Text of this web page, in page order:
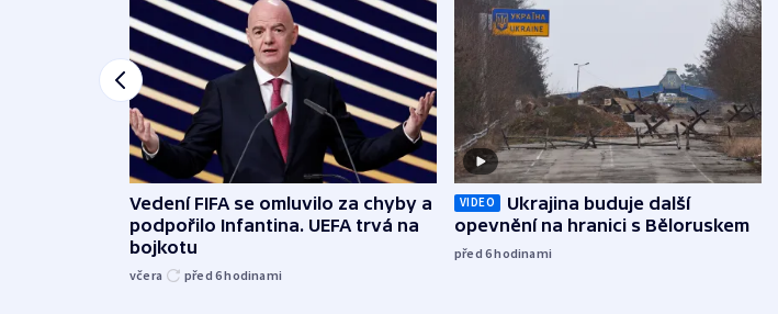
Vedení FIFA se omluvilo za chyby a
podpořilo Infantina. UEFA trvá na
bojkotu
včera před 6hodinami
VIDEO
Ukrajina buduje další
opevnění na hranici s Běloruskem
před 6hodinami